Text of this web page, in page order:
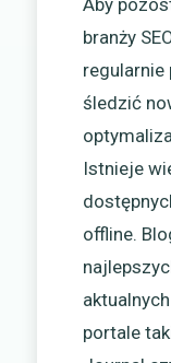
Aby
branży
śledzić
Istnieje
offline.
portale